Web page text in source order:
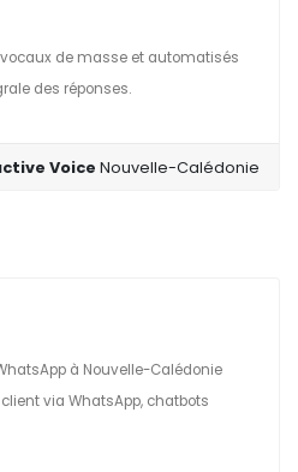
de masse et automatisés
des réponses.
VoiceNouvelle-Calédonie
à Nouvelle-Calédonie
via WhatsApp, chatbots